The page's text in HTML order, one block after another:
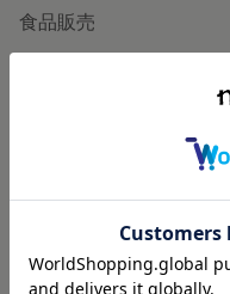
食品販売
販売支援企画・イベント
読みもの